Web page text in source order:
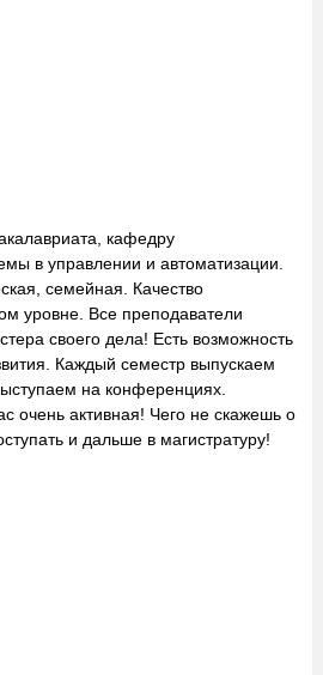
кафедру
в управлении и автоматизации.
семейная. Качество
уровне. Все преподаватели
своего дела! Есть возможность
Каждый семестр выпускаем
на конференциях.
очень активная! Чего не скажешь о
и дальше в магистратуру!